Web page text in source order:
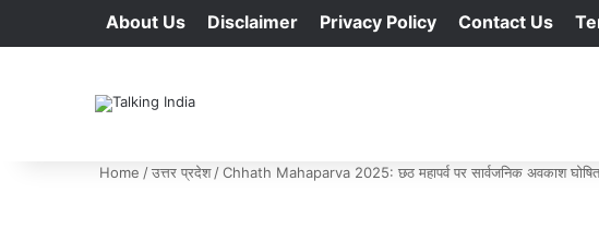
About Us Disclaimer Privacy Policy Contact Us
Home /उत्तर प्रदेश /Chhath Mahaparva 2025: छठ महापर्व पर सार्वजनिक अवकाश